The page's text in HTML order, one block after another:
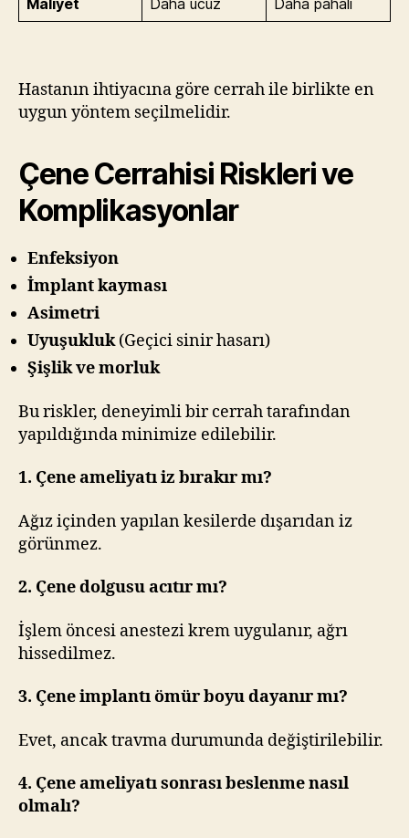
Hastanın ihtiyacına göre cerrah ile birlikte en
uygun yöntem seçilmelidir.
Çene Cerrahisi Riskleri ve
Komplikasyonlar
Enfeksiyon
İmplant kayması
Asimetri
Uyuşukluk(Geçici sinir hasarı)
Şişlik ve morluk
Bu riskler, deneyimli bir cerrah tarafından
yapıldığında minimize edilebilir.
1. Çene ameliyatı iz bırakır mı?
Ağız içinden yapılan kesilerde dışarıdan iz
görünmez.
2. Çene dolgusu acıtır mı?
İşlem öncesi anestezi krem uygulanır, ağrı
hissedilmez.
3. Çene implantı ömür boyu dayanır mı?
Evet, ancak travma durumunda değiştirilebilir.
4. Çene ameliyatı sonrası beslenme nasıl
olmalı?